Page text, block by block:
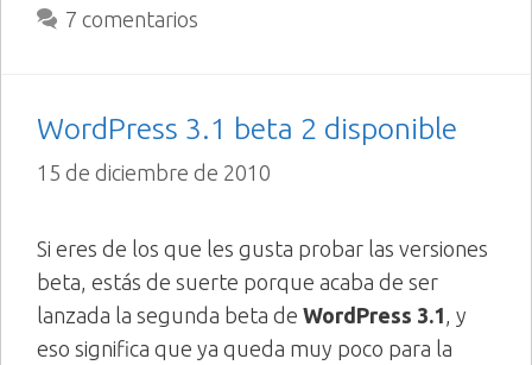
7 comentarios
WordPress 3.1 beta 2 disponible
15 de diciembre de 2010
Si eres de los que les gusta probar las versiones
beta, estás de suerte porque acaba de ser
lanzada la segunda beta de WordPress 3.1 , y
eso significa que ya queda muy poco para la